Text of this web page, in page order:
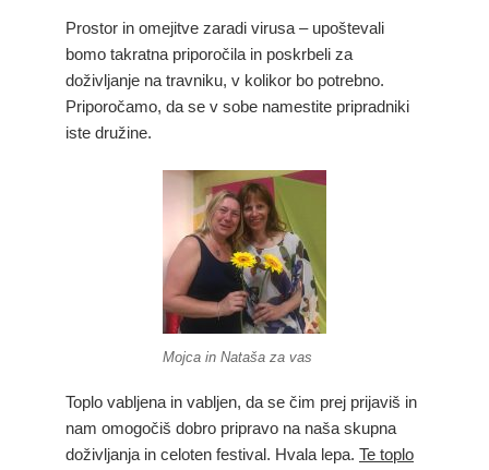
Prostor in omejitve zaradi virusa – upoštevali
bomo takratna priporočila in poskrbeli za
doživljanje na travniku, v kolikor bo potrebno.
Priporočamo, da se v sobe namestite pripradniki
iste družine.
Mojca in Nataša za vas
Toplo vabljena in vabljen, da se čim prej prijaviš in
nam omogočiš dobro pripravo na naša skupna
doživljanja in celoten festival. Hvala lepa. Te toplo